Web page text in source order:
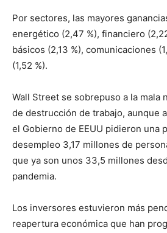
Por sectores, las mayores
energético (2,47 %), financiero
básicos (2,13 %), comunicaciones
(1,52 %).
Wall Street se sobrepuso a la mala
de destrucción de trabajo, aunque
el Gobierno de EEUU pidieron una
desempleo 3,17 millones de
que ya son unos 33,5 millones
pandemia.
Los inversores estuvieron más
reapertura económica que han